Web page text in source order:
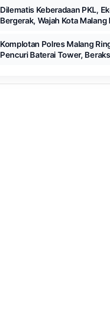
Dilematis Keberadaan PKL,
Bergerak, Wajah Kota
Komplotan Polres Malang
Pencuri Baterai Tower,